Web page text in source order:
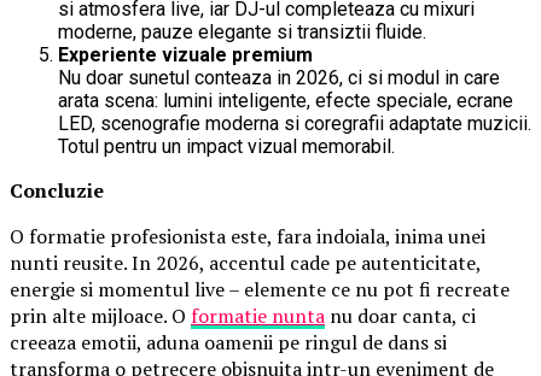
si atmosfera live, iar DJ-ul completeaza cu mixuri
moderne, pauze elegante si transiztii fluide.
Experiente vizuale premium
Nu doar sunetul conteaza in 2026, ci si modul in care
arata scena: lumini inteligente, efecte speciale, ecrane
LED, scenografie moderna si coregrafii adaptate muzicii.
Totul pentru un impact vizual memorabil.
Concluzie
O formatie profesionista este, fara indoiala, inima unei
nunti reusite. In 2026, accentul cade pe autenticitate,
energie si momentul live – elemente ce nu pot fi recreate
prin alte mijloace. O formatie nunta nu doar canta, ci
creeaza emotii, aduna oamenii pe ringul de dans si
transforma o petrecere obisnuita intr-un eveniment de